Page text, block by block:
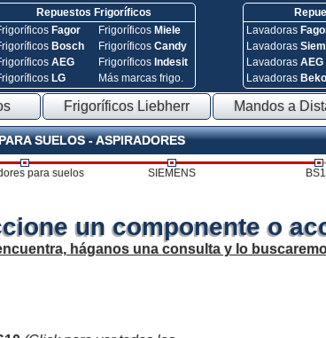
Repuestos Frigoríficos
Fagor
Bosch
AEG
LG
Frigoríficos Miele
FrigoríficosCandy
Frigoríficos Indesit
Más marcas frigo.
Lavadoras
Lavadoras
Lavadoras AEG
Lavadoras Beko
Frigoríficos Liebherr Mandos a
SUELOS - ASPIRADORES
para suelos SIEMENS
un componente o
háganos una consulta y lo